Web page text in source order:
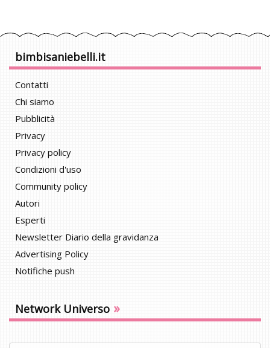
bimbisaniebelli.it
Contatti
Chi siamo
Pubblicità
Privacy
Privacy policy
Condizioni d'uso
Community policy
Autori
Esperti
Newsletter Diario della gravidanza
Advertising Policy
Notifiche push
Network Universo »